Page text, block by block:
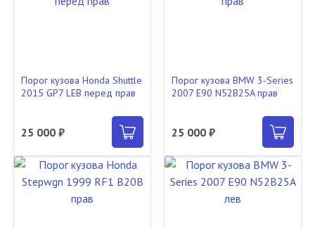
Порог кузова Honda Shuttle
2015 GP7 LEB перед прав
25 000 ₽
Порог кузова BMW 3-Series
2007 E90 N52B25A прав
25 000 ₽